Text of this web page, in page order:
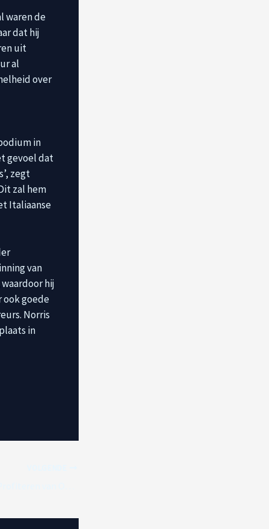
waren de
dat hij
uit
al
over
in
gevoel dat
zegt
zal hem
Italiaanse
van
hij
ook goede
Norris
in